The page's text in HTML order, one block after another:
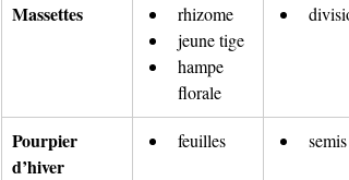
Massettes
rhizome
jeune tige
hampe
florale
Pourpier
d’hiver
feuilles semis